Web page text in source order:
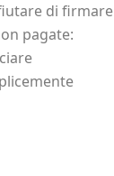
di firmare
pagate: